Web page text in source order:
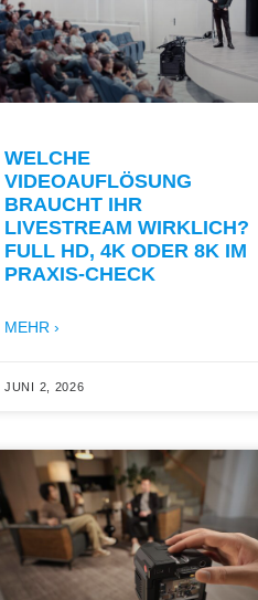
WELCHE
VIDEOAUFLÖSUNG
BRAUCHT IHR
LIVESTREAM WIRKLICH?
FULL HD, 4K ODER 8K IM
PRAXIS-CHECK
MEHR ›
JUNI 2, 2026